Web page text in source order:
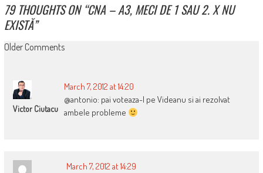
79 THOUGHTS ON “CNA – A3, MECI DE 1 SAU 2. X NU
EXISTĂ”
COMMENT
Older Comments
Victor Ciutacu
March 7, 2012 at 14:20
@antonio: pai voteaza-l pe Videanu si ai rezolvat
ambele probleme
March 7, 2012 at 14:29